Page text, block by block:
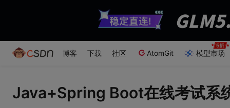
博客 下载 社区 AtomGit 模型市场
Java+Spring Boot在线考试系